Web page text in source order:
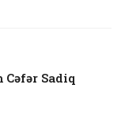
Cəfər Sadiq